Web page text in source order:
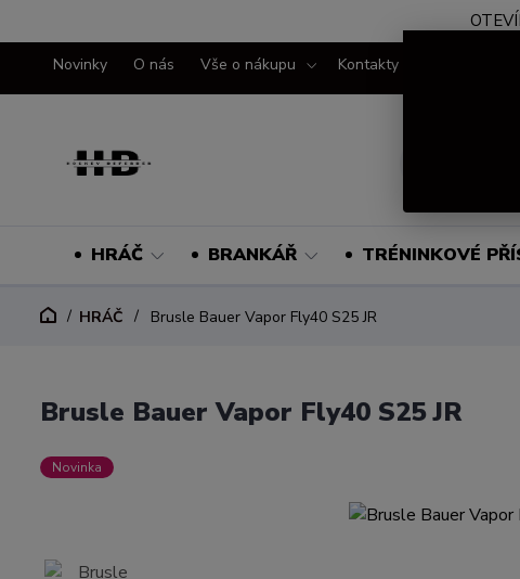
Novinky O nás Vše o nákupu Kontakty
HRÁČ BRANKÁŘ TRÉNINKOVÉ
HRÁČ Brusle Bauer Vapor Fly40 S25 JR
Brusle Bauer Vapor Fly40 S25 JR
Novinka